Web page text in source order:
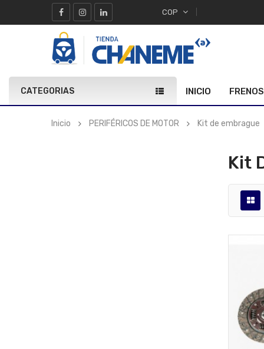
COP
CATEGORIAS INICIO FRENOS
Inicio PERIFÉRICOS DE MOTOR Kit de embrague
Kit